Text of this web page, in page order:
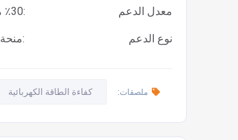
معدل الدعم :30٪ من مصروفات الطاقة للعام الذي تم فيه الاتفاق
نوع الدعم :منحة
ملصقات: كفاءة الطاقة الكهربائية